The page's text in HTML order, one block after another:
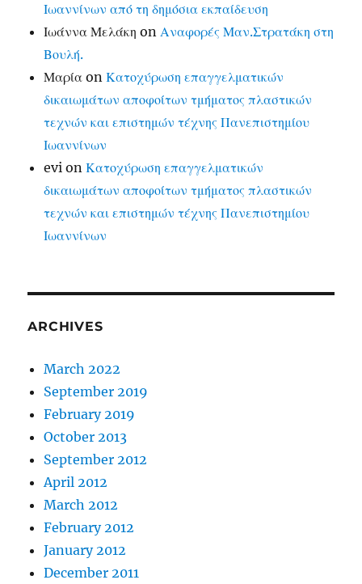
Ιωαννίνων από τη δημόσια εκπαίδευση
Ιωάννα Μελάκη onΑναφορές Μαν.Στρατάκη στη
Βουλή.
Μαρία onΚατοχύρωση επαγγελματικών
δικαιωμάτων αποφοίτων τμήματος πλαστικών
τεχνών και επιστημών τέχνης Πανεπιστημίου
Ιωαννίνων
evi onΚατοχύρωση επαγγελματικών
δικαιωμάτων αποφοίτων τμήματος πλαστικών
τεχνών και επιστημών τέχνης Πανεπιστημίου
Ιωαννίνων
ARCHIVES
March 2022
September 2019
February 2019
October 2013
September 2012
April 2012
March 2012
February 2012
January 2012
December 2011